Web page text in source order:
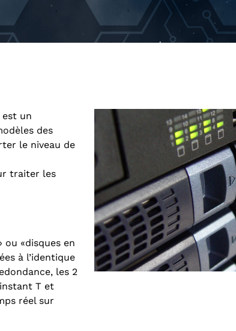
est un
des
le niveau de
traiter les
ou «disques en
à l’identique
les 2
T et
réel sur